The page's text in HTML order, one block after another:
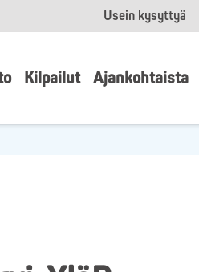
Usein kysyttyä
Kilpailut Ajankohtaista